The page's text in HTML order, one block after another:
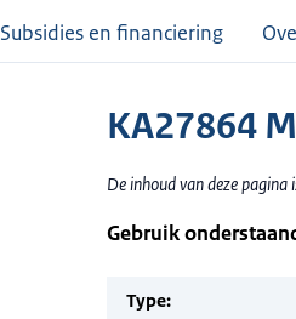
Subsidies en financiering
KA27864
De inhoud van deze
Gebruik
Type: